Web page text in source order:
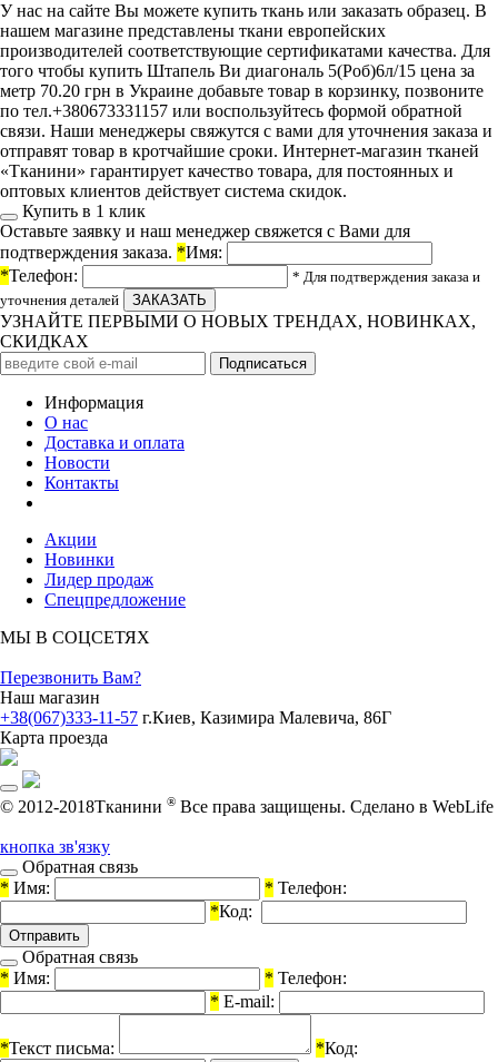
У нас на сайте Вы можете купить ткань или заказать образец. В
нашем магазине представлены ткани европейских
производителей соответствующие сертификатами качества. Для
того чтобы купить Штапель Ви диагональ 5(Роб)6л/15 цена за
метр 70.20 грн в Украине добавьте товар в корзинку, позвоните
по тел.+380673331157 или воспользуйтесь формой обратной
связи. Наши менеджеры свяжутся с вами для уточнения заказа и
отправят товар в кротчайшие сроки. Интернет-магазин тканей
«Тканини» гарантирует качество товара, для постоянных и
оптовых клиентов действует система скидок.
Купить в 1 клик
Оставьте заявку и наш менеджер свяжется с Вами для
подтверждения заказа. *Имя:
*Телефон:
* Для подтверждения заказа и
уточнения деталей
УЗНАЙТЕ ПЕРВЫМИ О НОВЫХ ТРЕНДАХ, НОВИНКАХ,
СКИДКАХ
Информация
О нас
Доставка и оплата
Новости
Контакты
Акции
Новинки
Лидер продаж
Спецпредложение
МЫ В СОЦСЕТЯХ
Перезвонить Вам?
Наш магазин
+38(067)333-11-57 г.Киев, Казимира Малевича, 86Г
Карта проезда
© 2012-2018Тканини ® Все права защищены. Cделано в WebLife
кнопка зв'язку
Обратная связь
* Имя: * Телефон:
*Код:
Обратная связь
* Имя: * Телефон:
* E-mail:
*Текст письма: *Код: